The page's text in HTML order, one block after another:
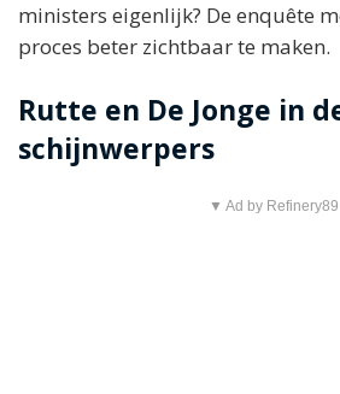
ministers eigenlijk? De enquête
proces beter zichtbaar te maken.
Rutte en De Jonge in
schijnwerpers
▼ Ad by Refinery89